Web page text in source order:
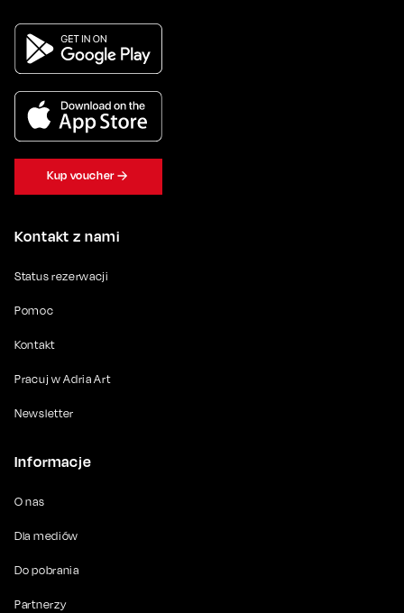
Kontakt z nami
Status rezerwacji
Pomoc
Kontakt
Pracuj w Adria Art
Newsletter
Informacje
O nas
Dla mediów
Do pobrania
Partnerzy
Kup voucher